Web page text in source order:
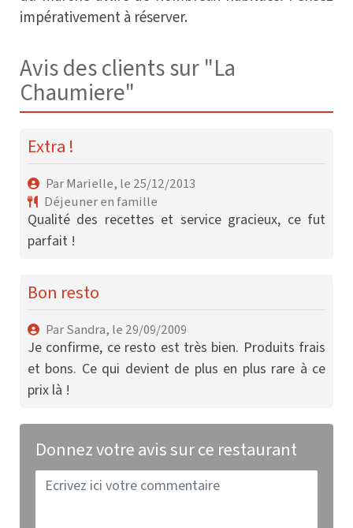
impérativement à réserver.
Avis des clients sur "La
Chaumiere"
Extra !
Par Marielle, le 25/12/2013
Déjeuner en famille
Qualité des recettes et service gracieux, ce fut
parfait !
Bon resto
Par Sandra, le 29/09/2009
Je confirme, ce resto est très bien. Produits frais
et bons. Ce qui devient de plus en plus rare à ce
prix là !
Donnez votre avis sur ce restaurant